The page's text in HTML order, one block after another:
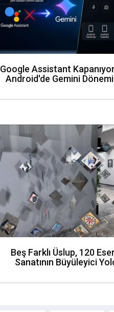
Google Assistant
Android'de Gemini Dönemi
Beş Farklı Üslup, 120
Sanatının Büyüleyici